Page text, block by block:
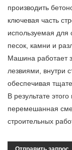
производить
ключевая часть
используемая для
песок, камни и
Машина работает
лезвиями, внутри
обеспечивая
В результате
перемешанная
строительных